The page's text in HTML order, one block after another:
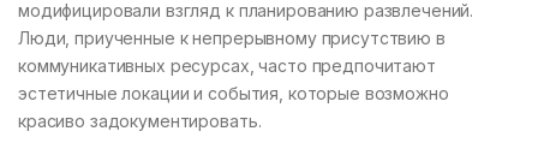
модифицировали взгляд к планированию развлечений.
Люди, приученные к непрерывному присутствию в
коммуникативных ресурсах, часто предпочитают
эстетичные локации и события, которые возможно
красиво задокументировать.